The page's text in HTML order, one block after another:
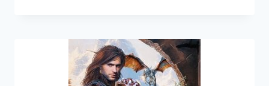
ФИНОВА